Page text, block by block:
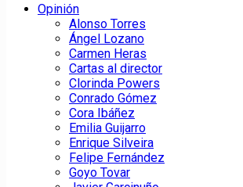
Opinión
Alonso Torres
Ángel Lozano
Carmen Heras
Cartas al director
Clorinda Powers
Conrado Gómez
Cora Ibáñez
Emilia Guijarro
Enrique Silveira
Felipe Fernández
Goyo Tovar